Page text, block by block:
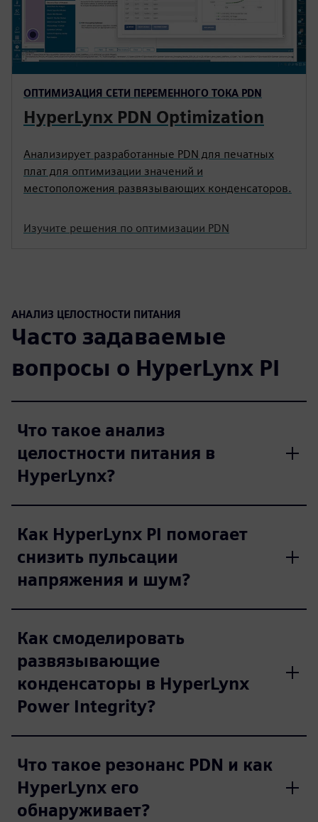
ОПТИМИЗАЦИЯ СЕТИ ПЕРЕМЕННОГО ТОКА PDN
HyperLynx PDN Optimization
Анализирует разработанные PDN для печатных
плат для оптимизации значений и
местоположения развязывающих конденсаторов.
Изучите решения по оптимизации PDN
АНАЛИЗ ЦЕЛОСТНОСТИ ПИТАНИЯ
Часто задаваемые
вопросы о HyperLynx PI
Что такое анализ
целостности питания в
HyperLynx?
Как HyperLynx PI помогает
снизить пульсации
напряжения и шум?
Как смоделировать
развязывающие
конденсаторы в HyperLynx
Power Integrity?
Что такое резонанс PDN и как
HyperLynx его
обнаруживает?